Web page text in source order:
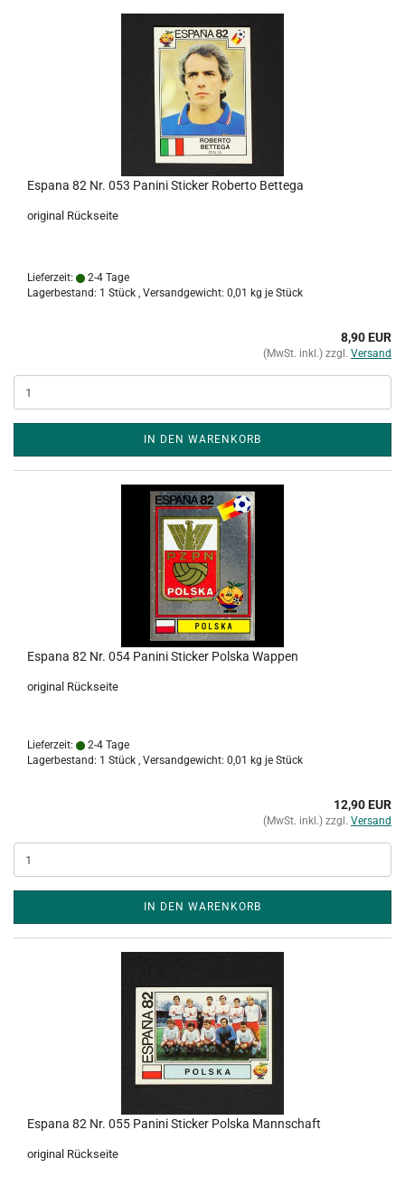
Espana 82 Nr. 053 Panini Sticker Roberto Bettega
original Rückseite
Lieferzeit:
2-4 Tage
Lagerbestand: 1 Stück , Versandgewicht: 0,01 kg je Stück
8,90 EUR
(MwSt. inkl.) zzgl. Versand
IN DEN WARENKORB
Espana 82 Nr. 054 Panini Sticker Polska Wappen
original Rückseite
Lieferzeit:
2-4 Tage
Lagerbestand: 1 Stück , Versandgewicht: 0,01 kg je Stück
12,90 EUR
(MwSt. inkl.) zzgl. Versand
IN DEN WARENKORB
Espana 82 Nr. 055 Panini Sticker Polska Mannschaft
original Rückseite